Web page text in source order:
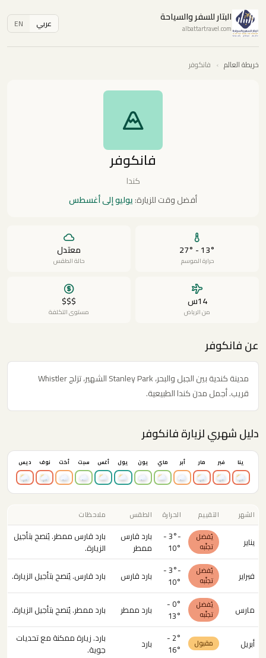
البتار للسفر والسياحة
albattartravel.com عربي EN
خريطة العالم › فانكوفر
فانكوفر
كندا
أفضل وقت للزيارة:يوليو إلى أغسطس
13° - 27°
حرارة الموسم
معتدل
حالة الطقس
14س
من الرياض
$$$
مستوى التكلفة
عن فانكوفر
مدينة كندية بين الجبل والبحر، Stanley Park الشهير، تزلج Whistler
قريب. أجمل مدن كندا الطبيعية.
دليل شهري لزيارة فانكوفر
ينا فبر مار أبر ماي يون يول أغس سبت أكت نوف ديس
الشهر التقييم الحرارة الطقس ملاحظات
يناير
يُفضل
تجنّبه
-3° -
10°
بارد قارس
ممطر
بارد قارس ممطر. يُنصح بتأجيل
الزيارة.
فبراير
يُفضل
تجنّبه
-3° -
10°
بارد قارس بارد قارس. يُنصح بتأجيل الزيارة.
مارس
يُفضل
تجنّبه
0° -
13°
بارد ممطر بارد ممطر. يُنصح بتأجيل الزيارة.
أبريل مقبول
2° -
16°
بارد
بارد. زيارة ممكنة مع تحديات
جوية.